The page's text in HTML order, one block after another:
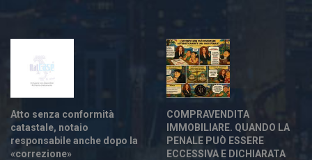
Atto senza conformità
catastale, notaio
responsabile anche dopo la
«correzione»
COMPRAVENDITA
IMMOBILIARE. QUANDO LA
PENALE PUÒ ESSERE
ECCESSIVA E DICHIARATA